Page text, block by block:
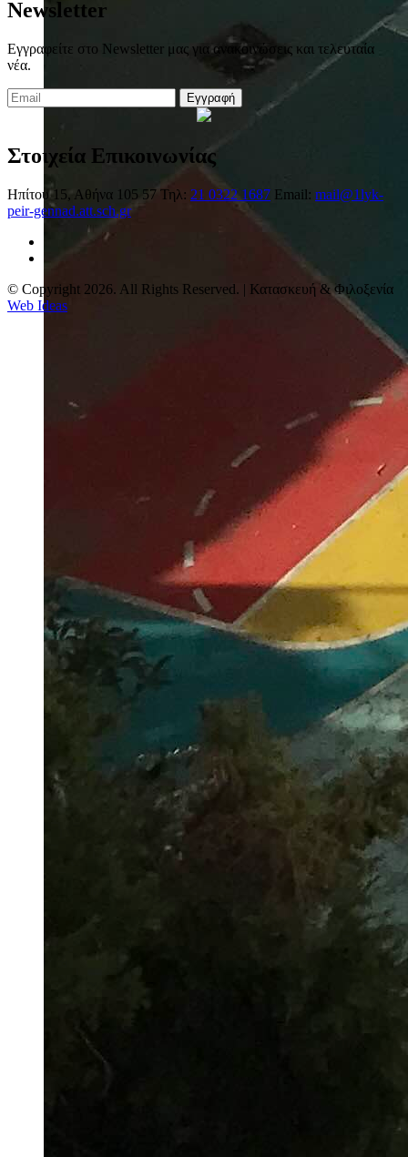
Newsletter
Εγγραφείτε στο Newsletter μας για ανακοινώσεις και τελευταία
νέα.
Εγγραφή
Στοιχεία Επικοινωνίας
Ηπίτου 15, Αθήνα 105 57 Τηλ: 21 0322 1687 Email: mail@1lyk-
peir-gennad.att.sch.gr
© Copyright 2026. All Rights Reserved. | Κατασκευή & Φιλοξενία
Web Ideas